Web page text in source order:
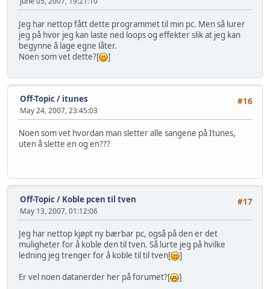
Jeg har nettop fått dette programmet til min pc. Men så lurer
jeg på hvor jeg kan laste ned loops og effekter slik at jeg kan
begynne å lage egne låter.
Noen som vet dette?[
]
#16
Off-Topic/ itunes
May 24, 2007, 23:45:03
Noen som vet hvordan man sletter alle sangene på Itunes,
uten å slette en og en???
#17
Off-Topic/ Koble pcen til tven
May 13, 2007, 01:12:06
Jeg har nettop kjøpt ny bærbar pc, også på den er det
muligheter for å koble den til tven. Så lurte jeg på hvilke
ledning jeg trenger for å koble til til tven[
]
Er vel noen datanerder her på forumet?[
]